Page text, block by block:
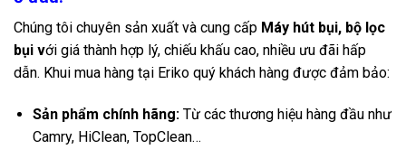
Chúng tôi chuyên sản xuất và cung cấp Máy hút bụi, bộ lọc
bụi với giá thành hợp lý, chiếu khấu cao, nhiều ưu đãi hấp
dẫn. Khui mua hàng tại Eriko quý khách hàng được đảm bảo:
Sản phẩm chính hãng:Từ các thương hiệu hàng đầu như
Camry, HiClean, TopClean…